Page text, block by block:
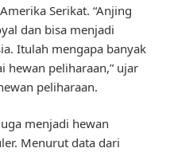
Serikat. “Anjing
dan bisa menjadi
Itulah mengapa banyak
hewan peliharaan,” ujar
peliharaan.
menjadi hewan
Menurut data dari